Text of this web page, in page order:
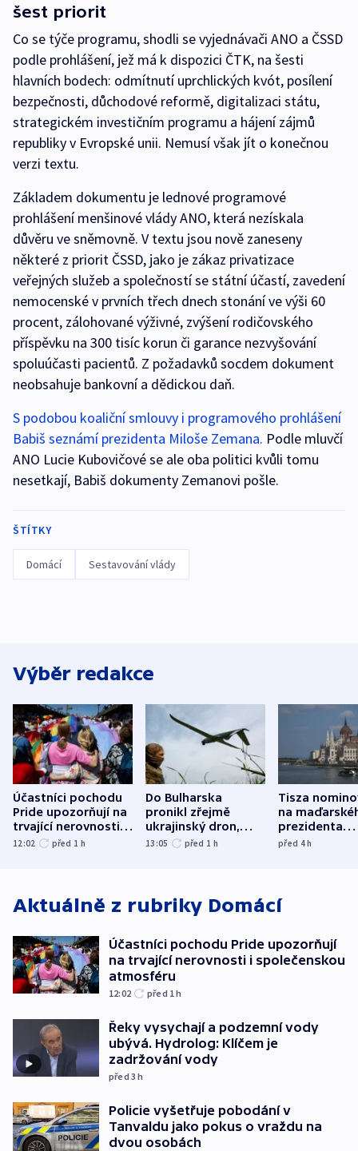
šest priorit
Co se týče programu, shodli se vyjednávači ANO a ČSSD
podle prohlášení, jež má k dispozici ČTK, na šesti
hlavních bodech: odmítnutí uprchlických kvót, posílení
bezpečnosti, důchodové reformě, digitalizaci státu,
strategickém investičním programu a hájení zájmů
republiky v Evropské unii. Nemusí však jít o konečnou
verzi textu.
Základem dokumentu je lednové programové
prohlášení menšinové vlády ANO, která nezískala
důvěru ve sněmovně. V textu jsou nově zaneseny
některé z priorit ČSSD, jako je zákaz privatizace
veřejných služeb a společností se státní účastí, zavedení
nemocenské v prvních třech dnech stonání ve výši 60
procent, zálohované výživné, zvýšení rodičovského
příspěvku na 300 tisíc korun či garance nezvyšování
spoluúčasti pacientů. Z požadavků socdem dokument
neobsahuje bankovní a dědickou daň.
S podobou koaliční smlouvy i programového prohlášení
Babiš seznámí prezidenta Miloše Zemana. Podle mluvčí
ANO Lucie Kubovičové se ale oba politici kvůli tomu
nesetkají, Babiš dokumenty Zemanovi pošle.
ŠTÍTKY
Domácí Sestavování vlády
Výběr redakce
Účastníci pochodu
Pride upozorňují na
trvající nerovnosti i
společenskou
12:02 před 1 h
Do Bulharska
pronikl zřejmě
ukrajinský dron,
explodoval kilometr
13:05 před 1 h
Tisza
na
prezidenta
bývalého
před 4h
Aktuálně z rubriky Domácí
Účastníci pochodu Pride upozorňují
na trvající nerovnosti i společenskou
atmosféru
12:02 před 1h
Řeky vysychají a podzemní vody
ubývá. Hydrolog: Klíčem je
zadržování vody
před 3h
Policie vyšetřuje pobodání v
Tanvaldu jako pokus o vraždu na
dvou osobách